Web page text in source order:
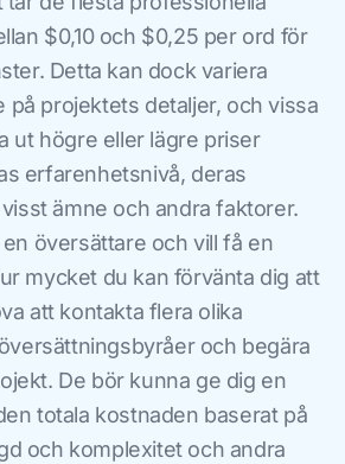
$0,10 och $0,25 per ord för
Detta kan dock variera
på projektets detaljer, och vissa
ut högre eller lägre priser
erfarenhetsnivå, deras
ämne och andra faktorer.
översättare och vill få en
mycket du kan förvänta dig att
att kontakta flera olika
och begära
De bör kunna ge dig en
totala kostnaden baserat på
och komplexitet och andra